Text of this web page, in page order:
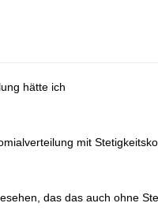
hätte ich
mit
das das auch ohne